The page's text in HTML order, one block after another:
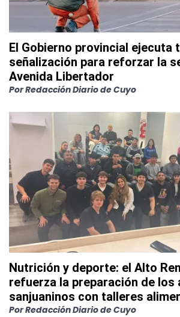
El Gobierno provincial ejecuta
señalización para reforzar la
Avenida Libertador
PorRedacción Diario de Cuyo
Nutrición y deporte: el Alto
refuerza la preparación de los
sanjuaninos con talleres
PorRedacción Diario de Cuyo